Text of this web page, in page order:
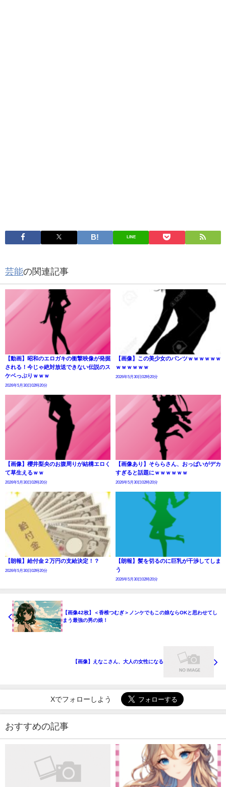
LINE
芸能の関連記事
【動画】昭和のエロガキの衝撃映像が発掘
される！今じゃ絶対放送できない伝説のス
ケベっぷりｗｗｗ
2026年5月30日02時20分
【画像】この美少女のパンツｗｗｗｗｗｗ
ｗｗｗｗｗｗ
2026年5月30日02時20分
【画像】櫻井梨央のお腹周りが結構エロく
て草生えるｗｗ
2026年5月30日02時20分
【画像あり】そららさん、おっぱいがデカ
すぎると話題にｗｗｗｗｗｗ
2026年5月30日02時20分
【朗報】給付金２万円の支給決定！？
2026年5月30日02時20分
【朗報】髪を切るのに巨乳が干渉してしま
う
2026年5月30日02時20分
【画像42枚】＜香椎つむぎ＞ノンケでもこの娘ならOKと思わせてし
まう最強の男の娘！
【画像】えなこさん、大人の女性になる
Xでフォローしよう
おすすめの記事